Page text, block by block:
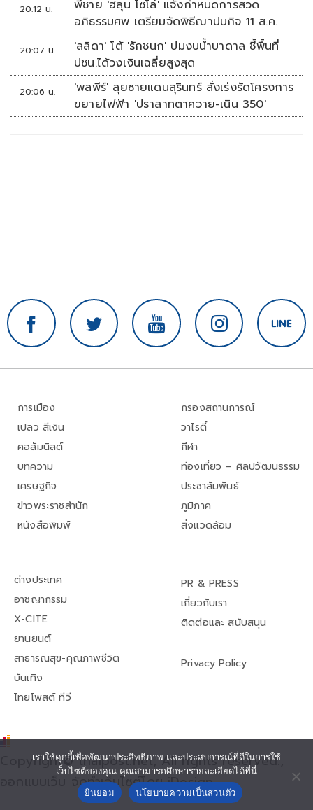
20:12 น.
พี่ชาย 'ฮลุน โซโล่' แจ้งกำหนดการสวด
อภิธรรมศพ เตรียมจัดพิธีฌาปนกิจ 11 ส.ค.
20:07 น.
'ลลิดา' โต้ 'รักชนก' ปมงบน้ำบาดาล ชี้พื้นที่
ปชน.ได้วงเงินเฉลี่ยสูงสุด
20:06 น.
'พลพีร์' ลุยชายแดนสุรินทร์ สั่งเร่งรัดโครงการ
ขยายไฟฟ้า 'ปราสาทตาควาย-เนิน 350'
การเมือง
เปลว สีเงิน
คอลัมนิสต์
บทความ
เศรษฐกิจ
ข่าวพระราชสำนัก
หนังสือพิมพ์
กรองสถานการณ์
วาไรตี้
กีฬา
ท่องเที่ยว – ศิลปวัฒนธรรม
ประชาสัมพันธ์
ภูมิภาค
สิ่งแวดล้อม
ต่างประเทศ
อาชญากรรม
X-CITE
ยานยนต์
สาธารณสุข-คุณภาพชีวิต
บันเทิง
ไทยโพสต์ ทีวี
PR & PRESS
เกี่ยวกับเรา
ติดต่อและ สนับสนุน
Privacy Policy
Copyright© thaipost.net, All rights reserved.,
ออกแบบเว็บ จัดทำเว็บไซต์โดย iDesign
เราใช้คุกกี้เพื่อพัฒนาประสิทธิภาพ และประสบการณ์ที่ดีในการใช้
เว็บไซต์ของคุณ คุณสามารถศึกษารายละเอียดได้ที่นี่
ยินยอม
นโยบายความเป็นส่วนตัว